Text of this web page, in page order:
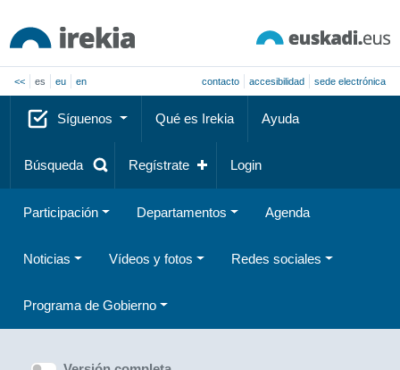
<< es eu en contacto accesibilidad sede electrónica
Síguenos Qué es Irekia Ayuda
Búsqueda Regístrate Login
Participación Departamentos Agenda
Noticias Vídeos y fotos Redes sociales
Programa de Gobierno